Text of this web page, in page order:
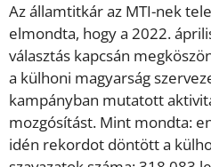
Az államtitkár az MTI-nek
elmondta, hogy a 2022.
választás kapcsán
a külhoni magyarság
kampányban mutatott
mozgósítást. Mint mondta:
idén rekordot döntött a